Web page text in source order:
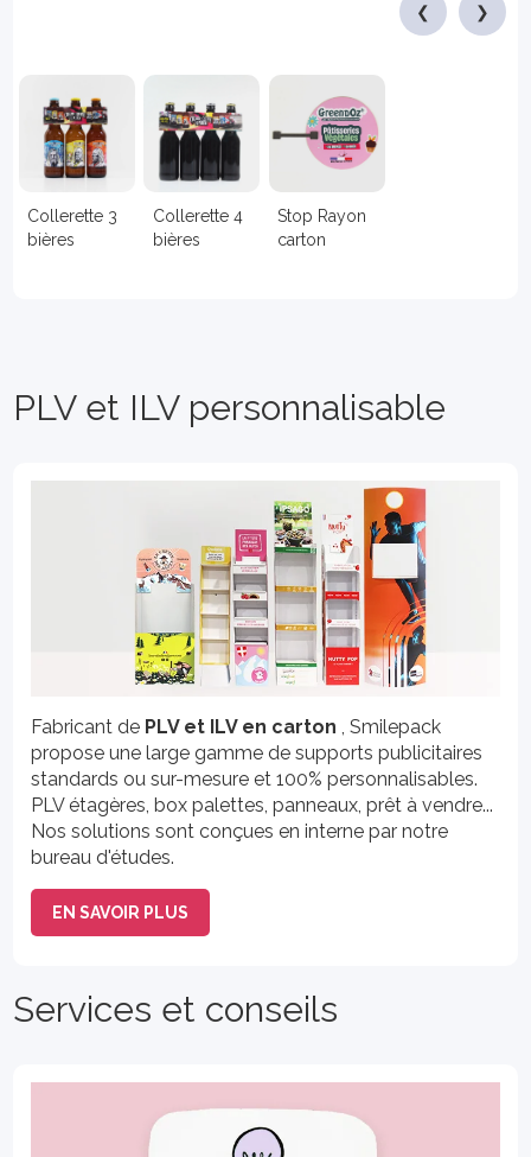
❮
Collerette 3
bières
Collerette 4
bières
Stop Rayon
carton
❯
PLV et ILV personnalisable
Fabricant de PLV et ILV en carton , Smilepack
propose une large gamme de supports publicitaires
standards ou sur-mesure et 100% personnalisables.
PLV étagères, box palettes, panneaux, prêt à vendre...
Nos solutions sont conçues en interne par notre
bureau d'études.
EN SAVOIR PLUS
Services et conseils